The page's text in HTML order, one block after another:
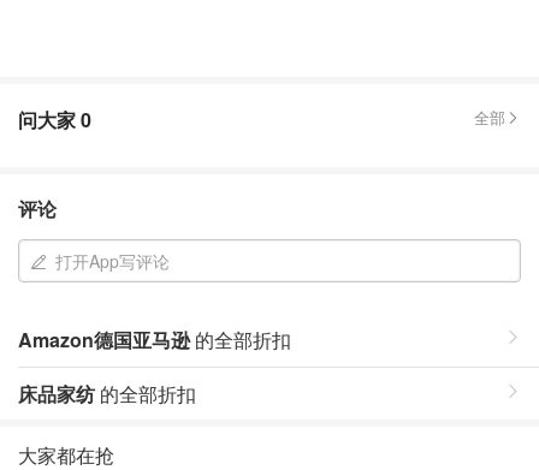
问大家0 全部
评论
打开App写评论
Amazon德国亚马逊的全部折扣
床品家纺 的全部折扣
大家都在抢